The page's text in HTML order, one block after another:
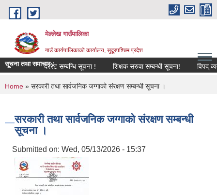
Skip to main content
मेल्लेख गाउँपालिका
गाउँ कार्यपालिकाको कार्यालय, सुदूरपश्चिम प्रदेश
सूचना तथा समाचार :
दररेट सम्बन्धि सूचना ! शिक्षक सरुवा सम्बन्धी सूचना! विपद्
You are here
Home » सरकारी तथा सार्वजनिक जग्गाको संरक्षण सम्बन्धी सूचना ।
सरकारी तथा सार्वजनिक जग्गाको संरक्षण सम्बन्धी
सूचना ।
Submitted on: Wed, 05/13/2026 - 15:37